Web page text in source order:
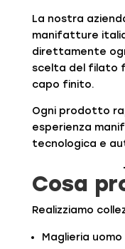
La nostra
manifatture
direttamente
scelta del filato
capo finito.
Ogni prodotto
esperienza
tecnologica e
Cosa
Realizziamo
Maglieria uomo